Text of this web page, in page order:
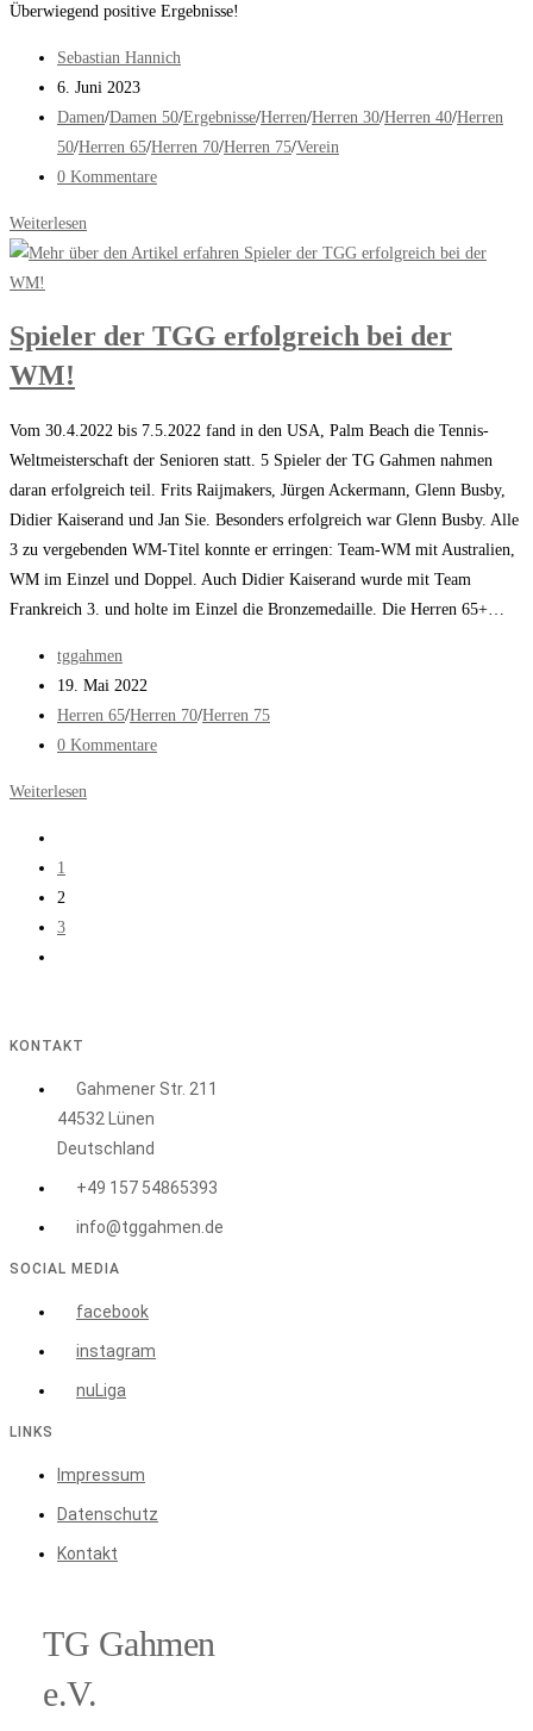
Überwiegend positive Ergebnisse!
Beitrags-
Autor:
Sebastian Hannich
Beitrag
veröffentlicht:
6. Juni 2023
Beitrags-
Kategorie:
Damen/Damen 50/Ergebnisse/Herren/Herren 30/Herren 40/Herren
50/Herren 65/Herren 70/Herren 75/Verein
Beitrags-
0 Kommentare
Weiterlesen
der
Spieler der TGG erfolgreich bei der
WM!
Vom 30.4.2022 bis 7.5.2022 fand in den USA, Palm Beach die Tennis-
Weltmeisterschaft der Senioren statt. 5 Spieler der TG Gahmen nahmen
daran erfolgreich teil. Frits Raijmakers, Jürgen Ackermann, Glenn Busby,
Didier Kaiserand und Jan Sie. Besonders erfolgreich war Glenn Busby. Alle
3 zu vergebenden WM-Titel konnte er erringen: Team-WM mit Australien,
WM im Einzel und Doppel. Auch Didier Kaiserand wurde mit Team
Frankreich 3. und holte im Einzel die Bronzemedaille. Die Herren 65+…
Beitrags-
Autor:
tggahmen
Beitrag
veröffentlicht:
19. Mai 2022
Beitrags-
Kategorie:
Herren 65/Herren 70/Herren 75
Beitrags-
0 Kommentare
Weiterlesen
zur
vorherigen
Seite
1
2
3
Seite
KONTAKT
Gahmener Str. 211
44532 Lünen
Deutschland
+49 157 54865393
info@tggahmen.de
SOCIAL MEDIA
facebook
instagram
nuLiga
LINKS
Impressum
Datenschutz
Kontakt
TG Gahmen
e.V.